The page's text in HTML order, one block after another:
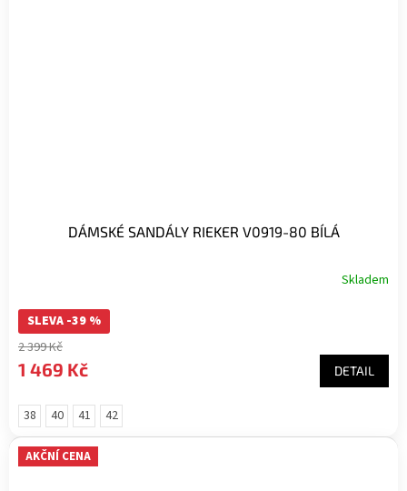
DÁMSKÉ SANDÁLY RIEKER V0919-80 BÍLÁ
Skladem
SLEVA -39 %
2 399 Kč
1 469 Kč DETAIL
38 40 41 42
AKČNÍ CENA